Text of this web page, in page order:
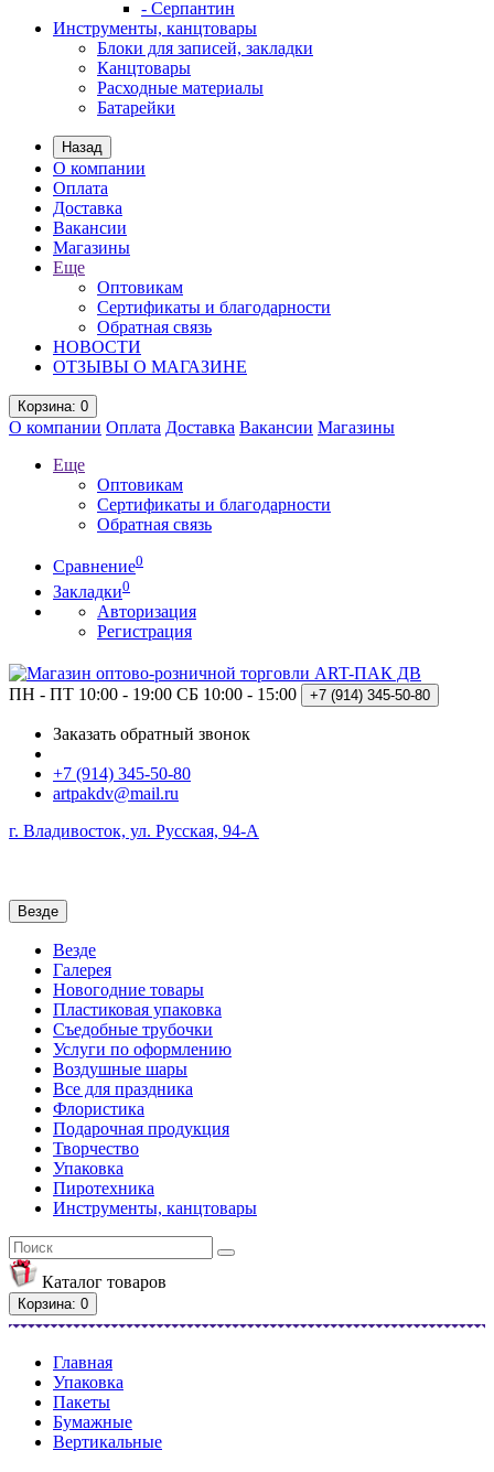
- Серпантин
Инструменты, канцтовары
Блоки для записей, закладки
Канцтовары
Расходные материалы
Батарейки
Назад
О компании
Оплата
Доставка
Вакансии
Магазины
Еще
Оптовикам
Сертификаты и благодарности
Обратная связь
НОВОСТИ
ОТЗЫВЫ О МАГАЗИНЕ
Корзина: 0
О компании Оплата Доставка Вакансии Магазины
Еще
Оптовикам
Сертификаты и благодарности
Обратная связь
Сравнение0
Закладки0
Авторизация
Регистрация
ПН - ПТ 10:00 - 19:00 СБ 10:00 - 15:00 +7 (914) 345-50-80
Заказать обратный звонок
+7 (914) 345-50-80
artpakdv@mail.ru
г. Владивосток, ул. Русская, 94-А
Везде
Везде
Галерея
Новогодние товары
Пластиковая упаковка
Съедобные трубочки
Услуги по оформлению
Воздушные шары
Все для праздника
Флористика
Подарочная продукция
Творчество
Упаковка
Пиротехника
Инструменты, канцтовары
Каталог товаров
Корзина: 0
Главная
Упаковка
Пакеты
Бумажные
Вертикальные